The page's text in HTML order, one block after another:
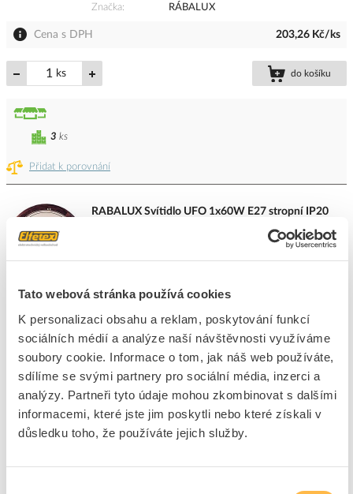
Tato webová stránka používá cookies
K personalizaci obsahu a reklam, poskytování funkcí
sociálních médií a analýze naší návštěvnosti využíváme
soubory cookie. Informace o tom, jak náš web používáte,
sdílíme se svými partnery pro sociální média, inzerci a
analýzy. Partneři tyto údaje mohou zkombinovat s dalšími
informacemi, které jste jim poskytli nebo které získali v
důsledku toho, že používáte jejich služby.
Značka
RÁBALUX
Cena s DPH 203,26 Kč/ks
ks do košíku
Přidat k porovnání
3 ks
RABALUX Svítidlo UFO 1x60W E27 stropní IP20
EAN
5998250354170
Značka
RÁBALUX
Cena s DPH 310,53 Kč/ks
ks do košíku
Přidat k porovnání
2